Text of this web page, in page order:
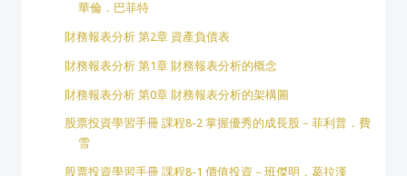
華倫．巴菲特
財務報表分析 第2章 資產負債表
財務報表分析 第1章 財務報表分析的概念
財務報表分析 第0章 財務報表分析的架構圖
股票投資學習手冊 課程8-2 掌握優秀的成長股－菲利普．費
雪
股票投資學習手冊 課程8-1 價值投資－班傑明．葛拉漢